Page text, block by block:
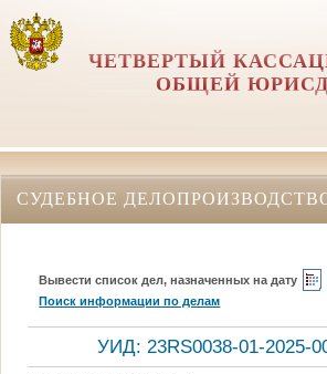
ЧЕТВЕРТЫЙ
ОБЩЕЙ
СУДЕБНОЕ
Вывести список дел, назначенных на дату
Поиск информации по делам
УИД: 23RS0038-01-2025-